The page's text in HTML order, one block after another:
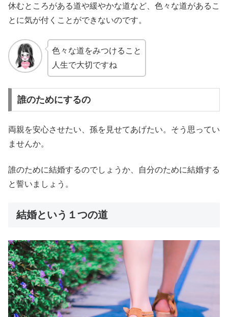
休むところがある道や緩やかな道など、色々な道があるこ
とに気が付くことができないのです。
色々な道をみつけること
人生で大切ですね
誰のためにするの
両親を安心させたい、孫を見せてあげたい。そう思ってい
ませんか。
誰のために結婚するのでしょうか、自分のために結婚する
と誓いましょう。
結婚という１つの道